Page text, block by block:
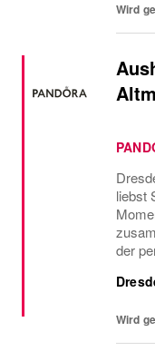
Wird
liebst
der
Wird